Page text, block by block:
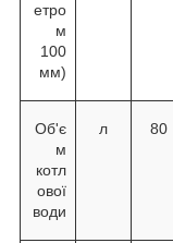
етро
м
100
мм)
Об'є
м
котл
ової
води
л 80